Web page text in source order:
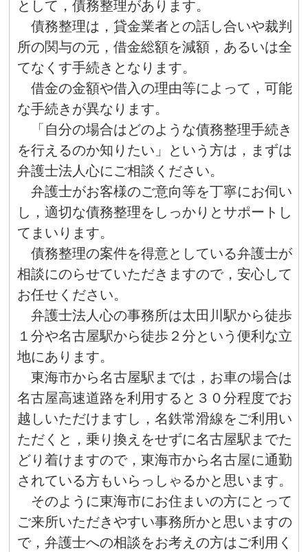
として，債務整理があります。
債務整理は，貸金業者との話し合いや裁判
所の関与の元，借金総額を減額，あるいは全
てなくす手続きとなります。
借金の金額や借入の理由等によって，可能
な手続きが異なります。
「自分の場合はどのような債務整理手続き
を行えるのか知りたい」という方は，まずは
弁護士法人心にご相談ください。
弁護士がお客様のご意向等を丁寧にお伺い
し，適切な債務整理をしっかりとサポートし
てまいります。
債務整理の案件を得意としている弁護士が
相談にのらせていただきますので，安心して
お任せください。
弁護士法人心の事務所は太田川駅から徒歩
１分や名古屋駅から徒歩２分という便利な立
地にあります。
東海市から名古屋駅までは，お車の場合は
名古屋高速道路を利用すると３０分程度でお
越しいただけますし，名鉄常滑線をご利用い
ただくと，乗り換えをせずに名古屋駅までた
どり着けますので，東海市から名古屋に通勤
されている方もいらっしゃるかと思います。
そのように東海市にお住まいの方にとって
ご来所いただきやすい事務所かと思いますの
で，弁護士への相談をお考えの方はご利用く